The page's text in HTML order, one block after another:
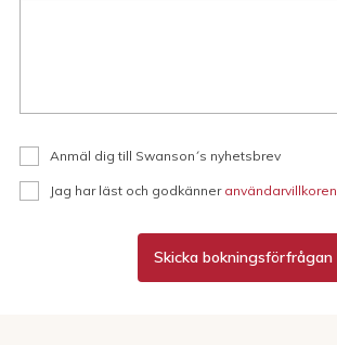
Anmäl dig till Swanson´s nyhetsbrev
Jag har läst och godkänner användarvillkoren
Skicka bokningsförfrågan